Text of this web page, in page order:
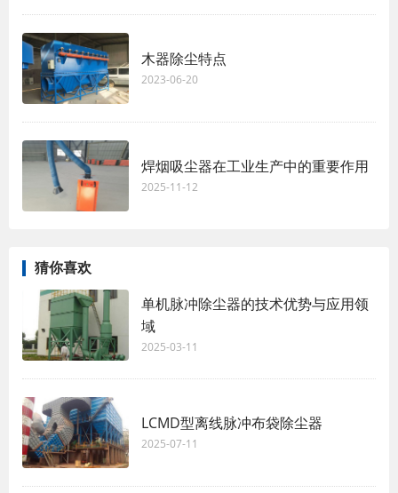
木器除尘特点
2023-06-20
焊烟吸尘器在工业生产中的重要作用
2025-11-12
猜你喜欢
单机脉冲除尘器的技术优势与应用领
域
2025-03-11
LCMD型离线脉冲布袋除尘器
2025-07-11